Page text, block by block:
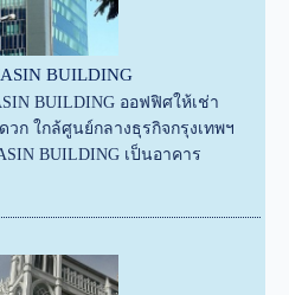
BUILDING
BUILDING ออฟฟิศให้เช่า
ก ใกล้ศูนย์กลางธุรกิจกรุงเทพฯ
BUILDING เป็นอาคาร